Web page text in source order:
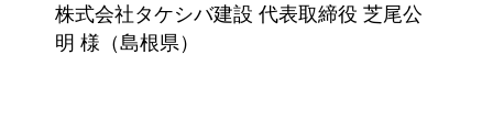
株式会社タケシバ建設 代表取締役 芝尾公
明 様（島根県）